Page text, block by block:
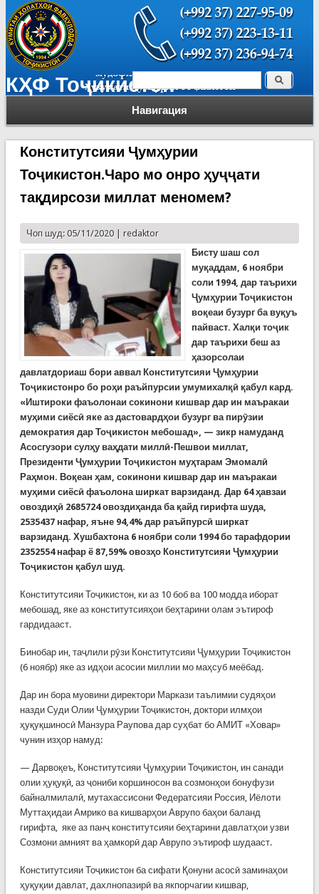
КҲФ Тоҷикистон
Навигация
Форма поиска Поиск
Конститутсияи Ҷумҳурии
Тоҷикистон.Чаро мо онро ҳуҷҷати
тақдирсози миллат меномем?
Чоп шуд: 05/11/2020 | redaktor
Бисту шаш сол
муқаддам, 6 ноябри
соли 1994, дар таърихи
Ҷумҳурии Тоҷикистон
воқеаи бузург ба вуқуъ
пайваст. Халқи тоҷик
дар таърихи беш аз
ҳазорсолаи
давлатдориаш бори аввал Конститутсияи Ҷумҳурии
Тоҷикистонро бо роҳи раъйпурсии умумихалқӣ қабул кард.
«Иштироки фаъолонаи сокинони кишвар дар ин маъракаи
муҳими сиёсӣ яке аз дастовардҳои бузург ва пирӯзии
демократия дар Тоҷикистон мебошад», — зикр намуданд
Асосгузори сулҳу ваҳдати миллӣ-Пешвои миллат,
Президенти Ҷумҳурии Тоҷикистон муҳтарам Эмомалӣ
Раҳмон. Воқеан ҳам, сокинони кишвар дар ин маъракаи
муҳими сиёсӣ фаъолона ширкат варзиданд. Дар 64 ҳавзаи
овоздиҳӣ 2685724 овоздиҳанда ба қайд гирифта шуда,
2535437 нафар, яъне 94,4% дар раъйпурсӣ ширкат
варзиданд. Хушбахтона 6 ноябри соли 1994 бо тарафдории
2352554 нафар ё 87,59% овозҳо Конститутсияи Ҷумҳурии
Тоҷикистон қабул шуд.
Конститутсияи Тоҷикистон, ки аз 10 боб ва 100 модда иборат
мебошад, яке аз конститутсияҳои беҳтарини олам эътироф
гардидааст.
Бинобар ин, таҷлили рӯзи Конститутсияи Ҷумҳурии Тоҷикистон
(6 ноябр) яке аз идҳои асосии миллии мо маҳсуб меёбад.
Дар ин бора муовини директори Маркази таълимии судяҳои
назди Суди Олии Ҷумҳурии Тоҷикистон, доктори илмҳои
ҳуқуқшиносӣ Манзура Раупова дар суҳбат бо АМИТ «Ховар»
чунин изҳор намуд:
— Дарвоқеъ, Конститутсияи Ҷумҳурии Тоҷикистон, ин санади
олии ҳуқуқӣ, аз ҷониби коршиносон ва созмонҳои бонуфузи
байналмилалӣ, мутахассисони Федератсияи Россия, Иёлоти
Муттаҳидаи Амрико ва кишварҳои Аврупо баҳои баланд
гирифта, яке аз панҷ конститутсияи беҳтарини давлатҳои узви
Созмони амният ва ҳамкорӣ дар Аврупо эътироф шудааст.
Конститутсияи Тоҷикистон ба сифати Қонуни асосӣ заминаҳои
ҳуқуқии давлат, дахлнопазирӣ ва якпорчагии кишвар,